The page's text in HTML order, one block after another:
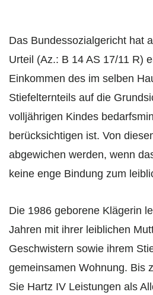
Das Bundessozialgericht hat
Urteil (Az.: B 14 AS 17/11 R)
Einkommen des im selben
Stiefelternteils auf die
volljährigen Kindes
berücksichtigen ist. Von
abgewichen werden, wenn
keine enge Bindung zum
Die 1986 geborene Klägerin
Jahren mit ihrer leiblichen
Geschwistern sowie ihrem
gemeinsamen Wohnung. Bis
Sie Hartz IV Leistungen als